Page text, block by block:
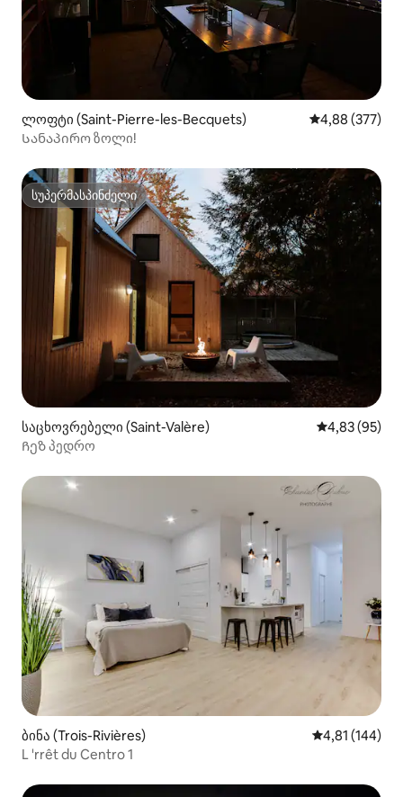
ლოფტი (Saint-Pierre-les-Becquets) საშუალო
4,88 (377)
Სანაპირო ზოლი!
სუპერმასპინძელი
სუპერმასპინძელი
საცხოვრებელი (Saint-Valère) საშუალო
4,83 (95)
Ჩეზ პედრო
ბინა (Trois-Rivières) საშუალო
4,81 (144)
L 'rrêt du Centro 1